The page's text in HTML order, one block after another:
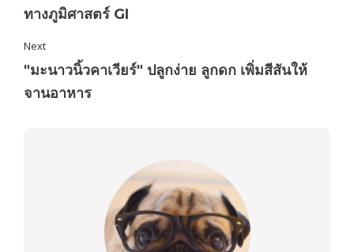
ทางภูมิศาสตร์ GI
Next
"มะนาวนิ้วคาเวียร์" ปลูกง่าย ลูกดก เพิ่มสีสันให้
จานอาหาร